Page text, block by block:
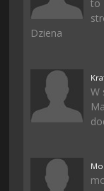
to
Dziena
W